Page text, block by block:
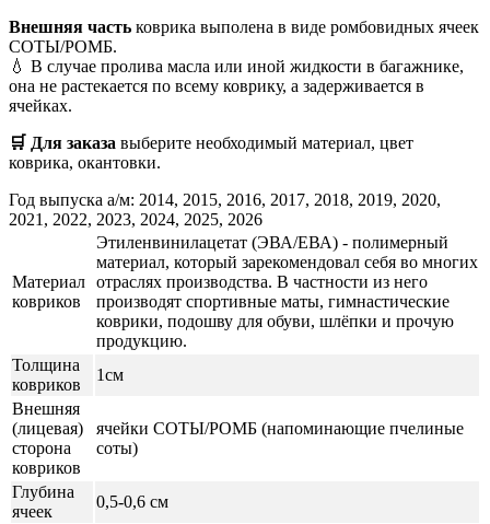
Внешняя часть коврика выполена в виде ромбовидных ячеек
СОТЫ/РОМБ.
💧 В случае пролива масла или иной жидкости в багажнике,
она не растекается по всему коврику, а задерживается в
ячейках.
🛒 Для заказа выберите необходимый материал, цвет
коврика, окантовки.
Год выпуска а/м: 2014, 2015, 2016, 2017, 2018, 2019, 2020,
2021, 2022, 2023, 2024, 2025, 2026
Материал
ковриков
Этиленвинилацетат (ЭВА/ЕВА) - полимерный
материал, который зарекомендовал себя во многих
отраслях производства. В частности из него
производят спортивные маты, гимнастические
коврики, подошву для обуви, шлёпки и прочую
продукцию.
Толщина
ковриков
1см
Внешняя
(лицевая)
сторона
ковриков
ячейки СОТЫ/РОМБ (напоминающие пчелиные
соты)
Глубина
ячеек
0,5-0,6 см